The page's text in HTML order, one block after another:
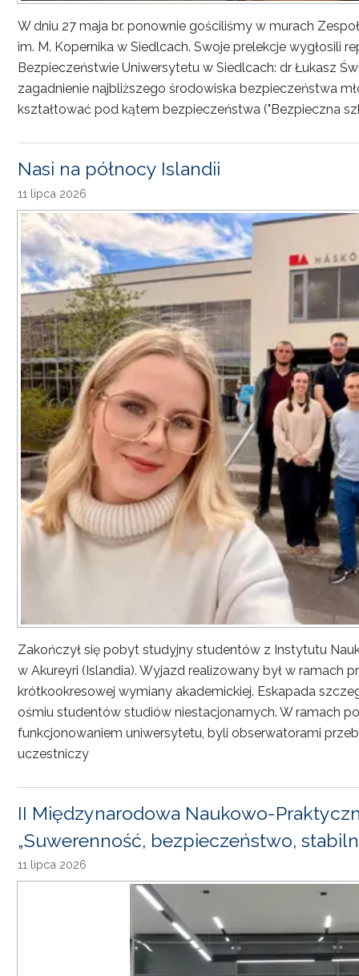
W dniu 27 maja br. ponownie gościliśmy w murach
im. M. Kopernika w Siedlcach. Swoje prelekcje wygłosili
Bezpieczeństwie Uniwersytetu w Siedlcach: dr Łukasz
zagadnienie najbliższego środowiska bezpieczeństwa
kształtować pod kątem bezpieczeństwa ("Bezpieczna
Nasi na północy Islandii
11 lipca 2026
Zakończył się pobyt studyjny studentów z Instytutu
w Akureyri (Islandia). Wyjazd realizowany był w ramach
krótkookresowej wymiany akademickiej. Eskapada
ośmiu studentów studiów niestacjonarnych. W ramach
funkcjonowaniem uniwersytetu, byli obserwatorami
uczestniczy
II Międzynarodowa Naukowo-
„Suwerenność, bezpieczeństwo,
11 lipca 2026